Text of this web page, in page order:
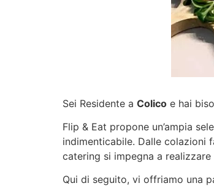
Sei Residente a Colico e hai
Flip & Eat propone un’ampia
indimenticabile. Dalle colazioni
catering si impegna a
Qui di seguito, vi offriamo una